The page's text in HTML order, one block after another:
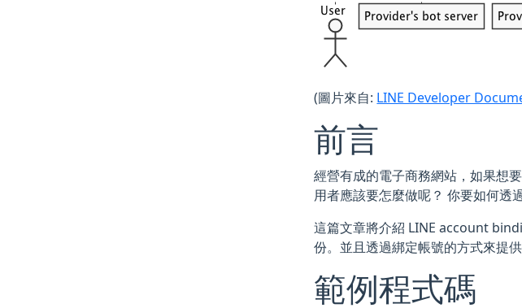
(圖片來自: LINE Developer
前言
經營有成的電子商務網站，如果想
用者應該要怎麼做呢？ 你要如何透
這篇文章將介紹 LINE account
份。並且透過綁定帳號的方式來提
範例程式碼